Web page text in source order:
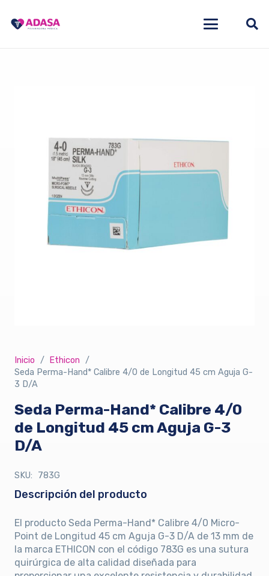
Inicio / Ethicon /
Seda Perma-Hand* Calibre 4/0 de Longitud 45 cm Aguja G-
3 D/A
Seda Perma-Hand* Calibre 4/0
de Longitud 45 cm Aguja G-3
D/A
SKU: 783G
Descripción del producto
El producto Seda Perma-Hand* Calibre 4/0 Micro-
Point de Longitud 45 cm Aguja G-3 D/A de 13 mm de
la marca ETHICON con el código 783G es una sutura
quirúrgica de alta calidad diseñada para